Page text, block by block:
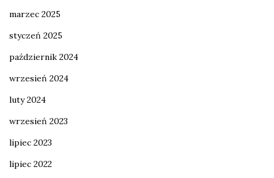
marzec 2025
styczeń 2025
październik 2024
wrzesień 2024
luty 2024
wrzesień 2023
lipiec 2023
lipiec 2022